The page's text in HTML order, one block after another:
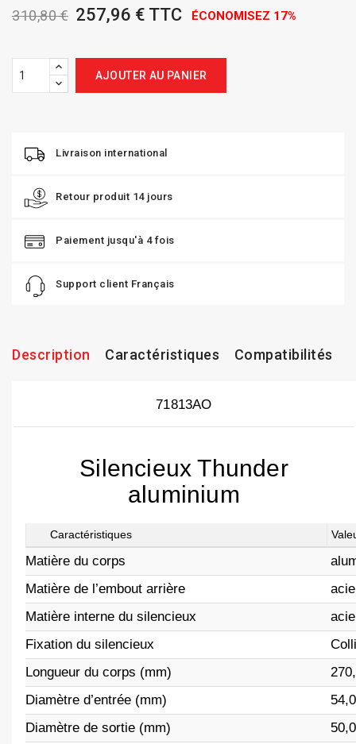
310,80 € 257,96 € TTC ÉCONOMISEZ 17%
AJOUTER AU PANIER
Livraison international
Retour produit 14 jours
Paiement jusqu'à 4 fois
Support client Français
Description Caractéristiques Compatibilités
71813AO
Silencieux Thunder
aluminium
Caractéristiques
Matière du corps
Matière de l’embout arrière
Matière interne du silencieux
Fixation du silencieux
Longueur du corps (mm)
Diamètre d’entrée (mm)
Diamètre de sortie (mm)